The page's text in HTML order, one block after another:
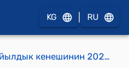
KG RU
Алтын-Бешик айылдык кенешинин 2025-жылдын 22-сентябрындагы №55 "Салык боюнча КЗ өлчөмун белгилөө жөнүндө" токтому